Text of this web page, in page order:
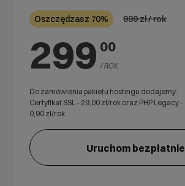
Oszczędzasz 70% 999zł / rok
299 00
/ ROK
Do zamówienia pakietu hostingu dodajemy:
Certyfikat SSL - 29,00 zł/rok oraz PHP Legacy -
0,90 zł/rok
Uruchom bezpłatnie